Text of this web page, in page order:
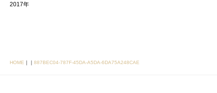
2017年
HOME ｜ ｜ 887BEC04-787F-45DA-A5DA-6DA75A248CAE